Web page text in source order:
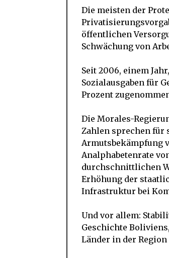
Die meisten der
öffentlichen
Schwächung von
Seit 2006, einem
Sozialausgaben für
Prozent
Die Morales-
Zahlen sprechen für
Armutsbekämpfung
Analphabetenrate
durchschnittlichen
Erhöhung der
Infrastruktur bei
Und vor allem:
Geschichte
Länder in der